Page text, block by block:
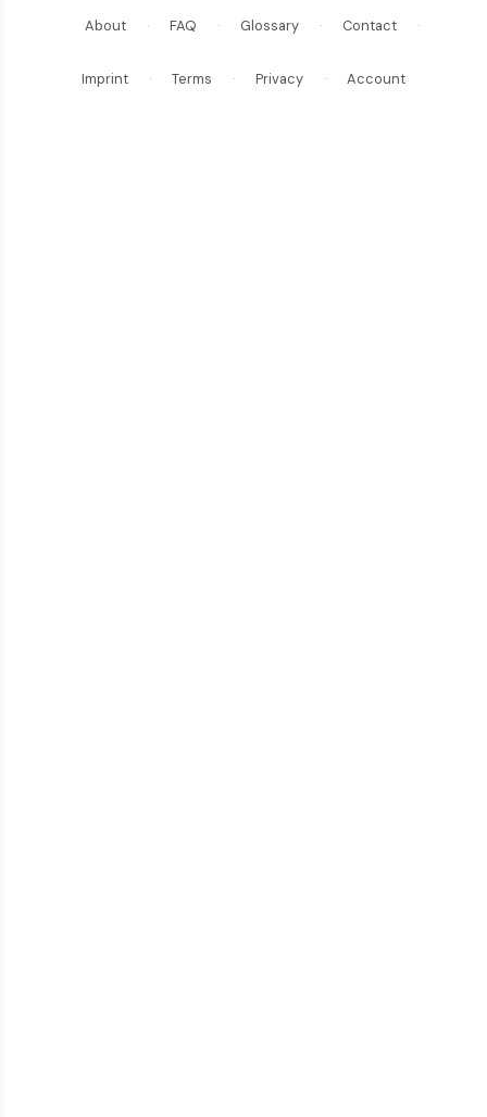
About · FAQ · Glossary · Contact ·
Imprint · Terms · Privacy · Account